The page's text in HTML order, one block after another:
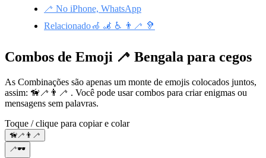
🦯 No iPhone, WhatsApp
Relacionado🦽 🦼 ♿ 👨‍🦯 🦻
Combos de Emoji 🦯 Bengala para cegos
As Combinações são apenas um monte de emojis colocados juntos,
assim: 🦮🦯👨‍🦯 . Você pode usar combos para criar enigmas ou
mensagens sem palavras.
Toque / clique para copiar e colar
🦮🦯👨‍🦯
🦯🕶